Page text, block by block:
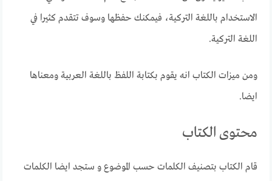
الاستخدام باللغة التركية، فيمكنك حفظها وسوف تتقدم كثيرا في
اللغة التركية.
ومن ميزات الكتاب انه يقوم بكتابة اللفظ باللغة العربية ومعناها
ايضا.
محتوى الكتاب
قام الكتاب بتصنيف الكلمات حسب الموضوع و ستجد ايضا الكلمات